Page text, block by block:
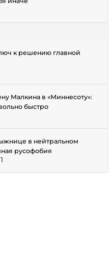
к решению главной
Малкина в «Миннесоту»:
быстро
в нейтральном
русофобия
1